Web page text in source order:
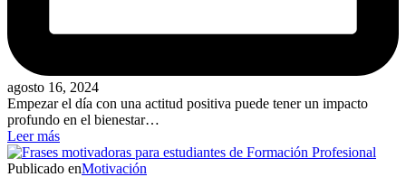
agosto 16, 2024
Empezar el día con una actitud positiva puede tener un impacto
profundo en el bienestar…
Leer más
Publicado enMotivación